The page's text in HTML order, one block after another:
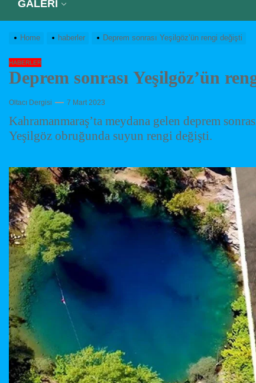
GALERİ
Home haberler Deprem sonrası Yeşilgöz’ün rengi değişti
HABERLER
Deprem sonrası Yeşilgöz’ün
Oltacı Dergisi 7 Mart 2023
Kahramanmaraş’ta meydana gelen deprem
Yeşilgöz obruğunda suyun rengi değişti.